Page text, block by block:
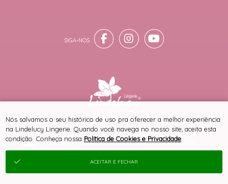
SITE 100% SEGURO PLATAFORMA B2B
® TODOS DIREITOS RESERVADOS
Nós salvamos o seu histórico de uso pra oferecer a melhor experiência
na Lindelucy Lingerie. Quando você navega no nosso site, aceita esta
condição. Conheça nossa Política de Cookies e Privacidade
ACEITAR E FECHAR